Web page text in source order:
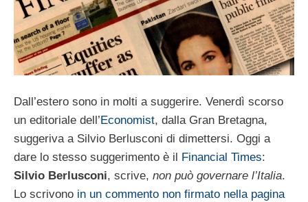
Dall’estero sono in molti a suggerire. Venerdì scorso
un editoriale dell’ Economist, dalla Gran Bretagna,
suggeriva a Silvio Berlusconi di dimettersi. Oggi a
dare lo stesso suggerimento è il
Financial Times:
Silvio Berlusconi, scrive, non può governare l’Italia.
Lo scrivono in un commento non firmato nella pagina